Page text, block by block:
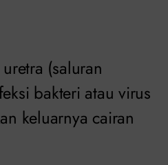
(saluran
bakteri atau virus
keluarnya cairan